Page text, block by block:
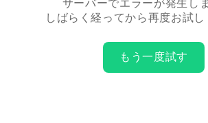
サーバーでエラーが発生し
しばらく経ってから再度お試し
もう一度試す